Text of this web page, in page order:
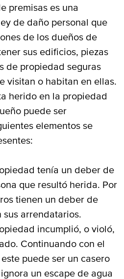
premisas es una
de daño personal que
de los dueños de
sus edificios, piezas
de propiedad seguras
visitan o habitan en ellas.
herido en la propiedad
puede ser
elementos se
tenía un deber de
que resultó herida. Por
tienen un deber de
arrendatarios.
incumplió, o violó,
Continuando con el
puede ser un casero
un escape de agua